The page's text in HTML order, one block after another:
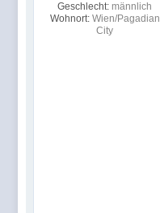
Geschlecht: männlich
Wohnort: Wien/Pagadian
City